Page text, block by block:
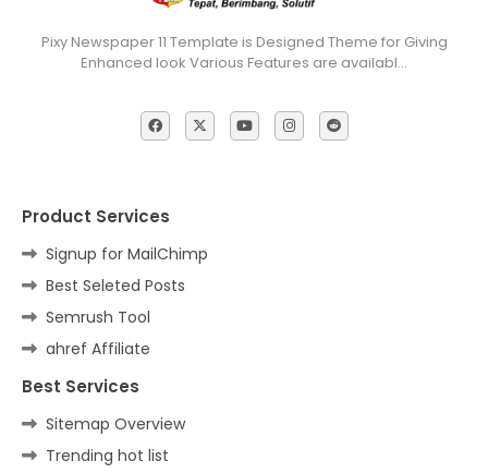
Pixy Newspaper 11 Template is Designed Theme for Giving
Enhanced look Various Features are availabl…
Product Services
Signup for MailChimp
Best Seleted Posts
Semrush Tool
ahref Affiliate
Best Services
Sitemap Overview
Trending hot list